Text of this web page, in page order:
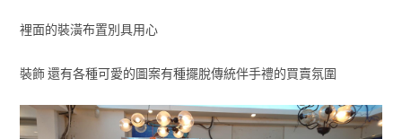
裡面的裝潢布置別具用心
裝飾 還有各種可愛的圖案有種擺脫傳統伴手禮的買賣氛圍